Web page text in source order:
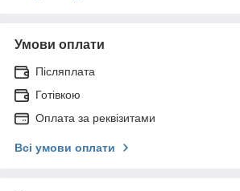
Умови оплати
Післяплата
Готівкою
Оплата за реквізитами
Всі умови оплати